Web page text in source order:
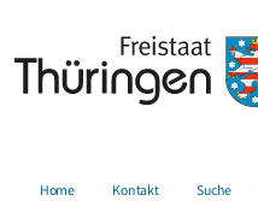
Home Kontakt Suche